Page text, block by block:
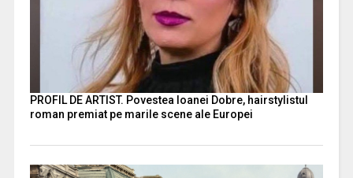
PROFIL DE ARTIST. Povestea Ioanei Dobre, hairstylistul
roman premiat pe marile scene ale Europei